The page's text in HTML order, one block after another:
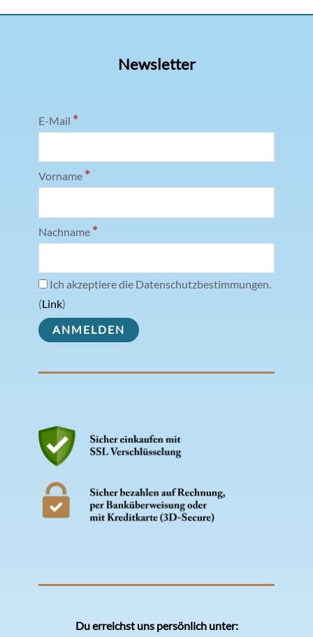
Newsletter
E-Mail *
Vorname *
Nachname *
Ich akzeptiere die Datenschutzbestimmungen.
(Link)
Du erreichst uns persönlich unter: